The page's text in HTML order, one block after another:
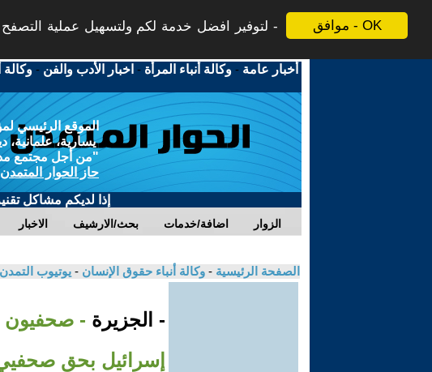
موافق - OK
لتوفير افضل خدمة لكم ولتسهيل عملية
أخبار عامة -وكالة أنباء المرأة - اخبار الأدب والفن -وكالة
الموقع الرئيسي
يسارية، علمانية،
"من أجل مجتمع
حاز الحوار
إذا لديكم مشاكل
الاخبار بحث/الارشيف اضافة/خدمات الزوار
الصفحة الرئيسية - وكالة أنباء حقوق الإنسان - يوتيوب التمدن
- الجزيرة - صحفيون
إسرائيل بحق